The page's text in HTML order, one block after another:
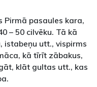
Pirmā pasaules kara,
– 50 cilvēku. Tā kā
istabeņu utt., vispirms
kā tīrīt zābakus,
klāt gultas utt., kas